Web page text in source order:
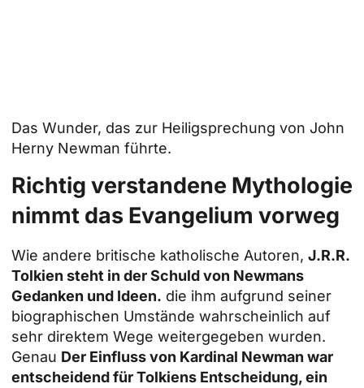
Das Wunder, das zur Heiligsprechung von John
Herny Newman führte.
Richtig verstandene Mythologie
nimmt das Evangelium vorweg
Wie andere britische katholische Autoren, J.R.R.
Tolkien steht in der Schuld von Newmans
Gedanken und Ideen. die ihm aufgrund seiner
biographischen Umstände wahrscheinlich auf
sehr direktem Wege weitergegeben wurden.
Genau Der Einfluss von Kardinal Newman war
entscheidend für Tolkiens Entscheidung, ein